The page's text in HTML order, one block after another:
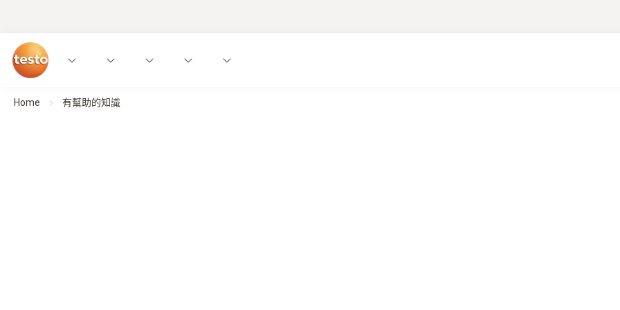
Home 有幫助的知識